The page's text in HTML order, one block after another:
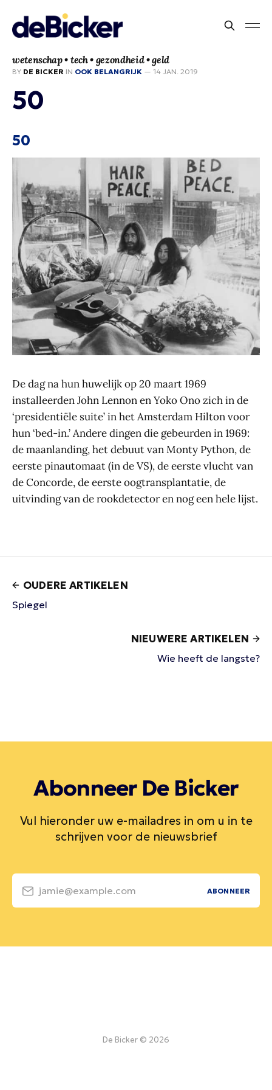
wetenschap • tech • gezondheid • geld
BY DE BICKER IN OOK BELANGRIJK — 14 JAN. 2019
50
50
De dag na hun huwelijk op 20 maart 1969
installeerden John Lennon en Yoko Ono zich in de
‘presidentiële suite’ in het Amsterdam Hilton voor
hun ‘bed-in.’ Andere dingen die gebeurden in 1969:
de maanlanding, het debuut van Monty Python, de
eerste pinautomaat (in de VS), de eerste vlucht van
de Concorde, de eerste oogtransplantatie, de
uitvinding van de rookdetector en nog een hele lijst.
OUDERE ARTIKELEN
Spiegel
NIEUWERE ARTIKELEN
Wie heeft de langste?
Abonneer De Bicker
Vul hieronder uw e-mailadres in om u in te
schrijven voor de nieuwsbrief
jamie@example.com ABONNEER
De Bicker © 2026